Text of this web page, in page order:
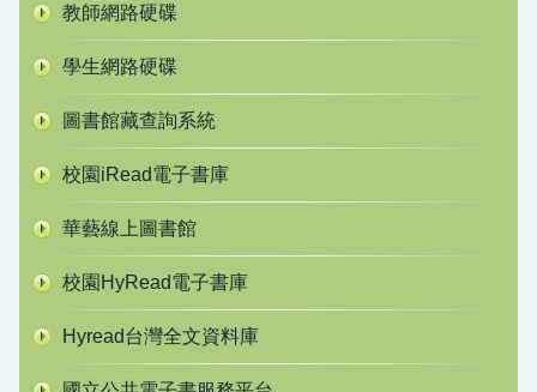
教師網路硬碟
學生網路硬碟
圖書館藏查詢系統
校園iRead電子書庫
華藝線上圖書館
校園HyRead電子書庫
Hyread台灣全文資料庫